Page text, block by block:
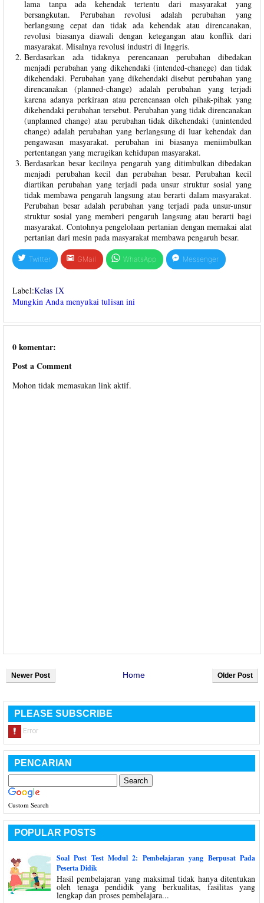
lama tanpa ada kehendak tertentu dari masyarakat yang
bersangkutan. Perubahan revolusi adalah perubahan yang
berlangsung cepat dan tidak ada kehendak atau direncanakan,
revolusi biasanya diawali dengan ketegangan atau konflik dari
masyarakat. Misalnya revolusi industri di Inggris.
Berdasarkan ada tidaknya perencanaan perubahan dibedakan
menjadi perubahan yang dikehendaki (intended-chanege) dan tidak
dikehendaki. Perubahan yang dikehendaki disebut perubahan yang
direncanakan (planned-change) adalah perubahan yang terjadi
karena adanya perkiraan atau perencanaan oleh pihak-pihak yang
dikehendaki perubahan tersebut. Perubahan yang tidak direncanakan
(unplanned change) atau perubahan tidak dikehendaki (unintended
change) adalah perubahan yang berlangsung di luar kehendak dan
pengawasan masyarakat. perubahan ini biasanya meniimbulkan
pertentangan yang merugikan kehidupan masyarakat.
Berdasarkan besar kecilnya pengaruh yang ditimbulkan dibedakan
menjadi perubahan kecil dan perubahan besar. Perubahan kecil
diartikan perubahan yang terjadi pada unsur struktur sosial yang
tidak membawa pengaruh langsung atau berarti dalam masyarakat.
Perubahan besar adalah perubahan yang terjadi pada unsur-unsur
struktur sosial yang memberi pengaruh langsung atau berarti bagi
masyarakat. Contohnya pengelolaan pertanian dengan memakai alat
pertanian dari mesin pada masyarakat membawa pengaruh besar.
Twitter GMail WhatsApp Messenger
Label:Kelas IX
Mungkin Anda menyukai tulisan ini
0 komentar:
Post a Comment
Mohon tidak memasukan link aktif.
Newer Post Older Post
Home
PLEASE SUBSCRIBE
PENCARIAN
Custom Search
POPULAR POSTS
Soal Post Test Modul 2: Pembelajaran yang Berpusat Pada
Peserta Didik
Hasil pembelajaran yang maksimal tidak hanya ditentukan
oleh tenaga pendidik yang berkualitas, fasilitas yang
lengkap dan proses pembelajara...